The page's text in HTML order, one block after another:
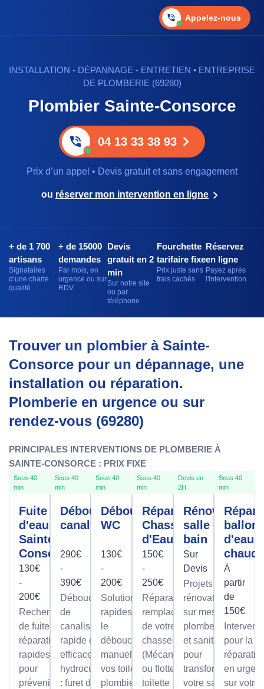
Appelez-nous
INSTALLATION - DÉPANNAGE - ENTRETIEN • ENTREPRISE
DE PLOMBERIE (69280)
Plombier Sainte-Consorce
04 13 33 38 93
Prix d’un appel • Devis gratuit et sans engagement
ou réserver mon intervention en ligne
+ de 1 700
artisans
Signataires
d’une charte
qualité
+ de 15000
demandes
Par mois, en
urgence ou sur
RDV
Devis
gratuit en 2
min
Sur notre site
ou par
téléphone
Fourchette
tarifaire fixe
Prix juste sans
frais cachés
Réservez
en ligne
Payez après
l'intervention
Trouver un plombier à Sainte-
Consorce pour un dépannage, une
installation ou réparation.
Plomberie en urgence ou sur
rendez-vous (69280)
PRINCIPALES INTERVENTIONS DE PLOMBERIE À
SAINTE-CONSORCE : PRIX FIXE
Sous 40
min
Fuite
d'eau
Sainte-
Consorce
130€
-
200€
Recherche
de fuite et
réparation
rapides
pour
prévenir
Sous 40
min
Débouchage
canalisation
290€
-
390€
Débouchage
de
canalisation
rapide et
efficace par
hydrocurage
: furet de 100
Sous 40
min
Débouchage
WC
130€
-
200€
Solutions
rapides pour
le
débouchage
manuel de
vos toilettes,
plombier en
Sous 40
min
Réparation
Chasse
d'Eau
150€
-
250€
Réparation et
remplacement
de votre
chasse d'eau
(Mécanisme
ou flotteur) sur
toilette
Devis en
2H
Rénovation
salle de
bain
Sur
Devis
Projets de
rénovation
sur mesure
plomberie
et sanitaire
pour
transformer
votre salle
Sous 40
min
ballon
d'eau
À
partir
de
150€
pour la
en
sur votre